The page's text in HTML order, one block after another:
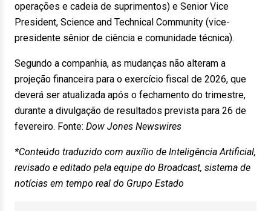
operações e cadeia de suprimentos) e Senior Vice
President, Science and Technical Community (vice-
presidente sênior de ciência e comunidade técnica).
Segundo a companhia, as mudanças não alteram a
projeção financeira para o exercício fiscal de 2026, que
deverá ser atualizada após o fechamento do trimestre,
durante a divulgação de resultados prevista para 26 de
fevereiro. Fonte: Dow Jones Newswires
*Conteúdo traduzido com auxílio de Inteligência Artificial,
revisado e editado pela equipe do Broadcast, sistema de
notícias em tempo real do Grupo Estado